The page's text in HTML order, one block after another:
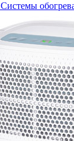
Системы